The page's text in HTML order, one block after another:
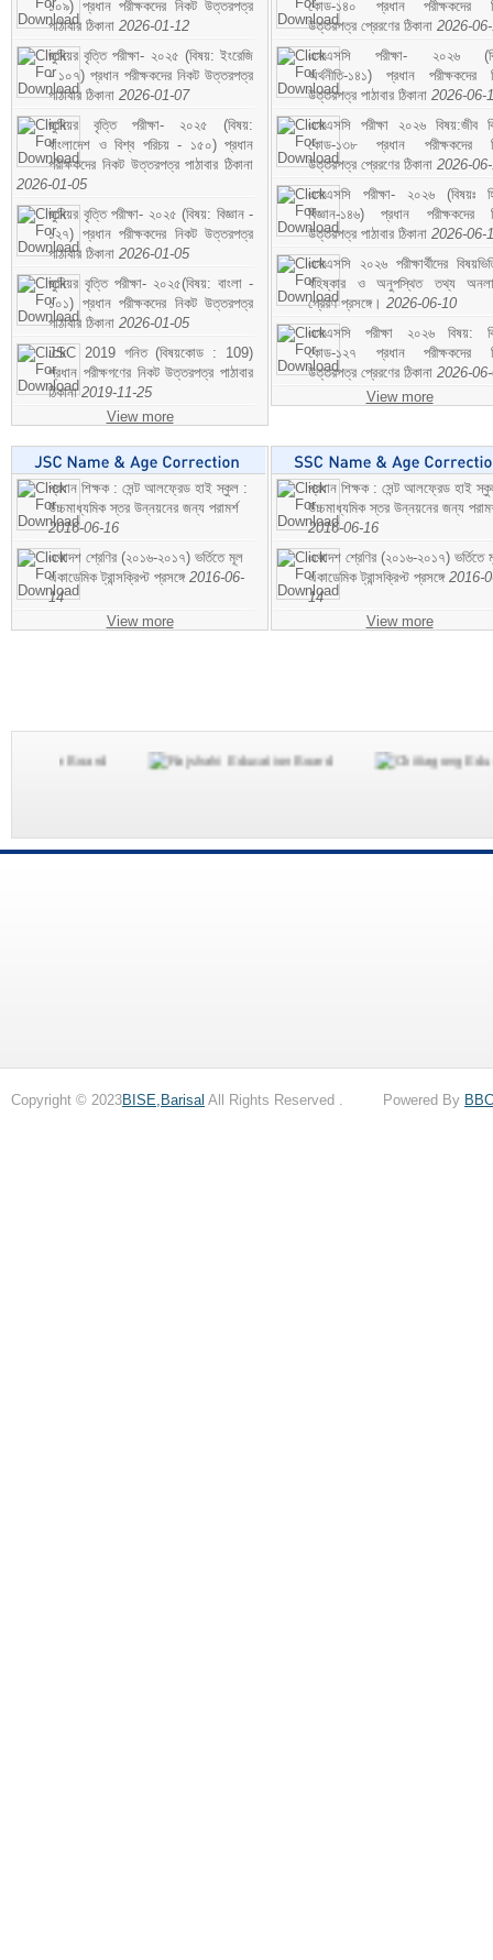
১০৯) প্রধান পরীক্ষকদের নিকট উত্তরপত্র
পাঠাবার ঠিকানা 2026-01-12
জুনিয়র বৃত্তি পরীক্ষা- ২০২৫ (বিষয়: ইংরেজি
- ১০৭) প্রধান পরীক্ষকদের নিকট উত্তরপত্র
পাঠাবার ঠিকানা 2026-01-07
জুনিয়র বৃত্তি পরীক্ষা- ২০২৫ (বিষয়:
বাংলাদেশ ও বিশ্ব পরিচয় - ১৫০) প্রধান
পরীক্ষকদের নিকট উত্তরপত্র পাঠাবার ঠিকানা
2026-01-05
জুনিয়র বৃত্তি পরীক্ষা- ২০২৫ (বিষয়: বিজ্ঞান -
১২৭) প্রধান পরীক্ষকদের নিকট উত্তরপত্র
পাঠাবার ঠিকানা 2026-01-05
জুনিয়র বৃত্তি পরীক্ষা- ২০২৫(বিষয়: বাংলা -
১০১) প্রধান পরীক্ষকদের নিকট উত্তরপত্র
পাঠাবার ঠিকানা 2026-01-05
JSC 2019 গনিত (বিষয়কোড : 109)
প্রধান পরীক্ষগণের নিকট উত্তরপত্র পাঠাবার
ঠিকানা2019-11-25
View more
কোড-১৪০ প্রধান পরীক্ষকদের
উত্তরপত্র প্রেরণের ঠিকানা 2026-
এসএসসি পরীক্ষা- ২০২৬
অর্থনীতি-১৪১) প্রধান পরীক্ষকদের
উত্তরপত্র পাঠাবার ঠিকানা 2026-06-
এসএসসি পরীক্ষা ২০২৬ বিষয়:জীব
কোড-১৩৮ প্রধান পরীক্ষকদের
উত্তরপত্র প্রেরণের ঠিকানা 2026-
এসএসসি পরীক্ষা- ২০২৬ (বিষয়ঃ
বিজ্ঞান-১৪৬) প্রধান পরীক্ষকদের
উত্তরপত্র পাঠাবার ঠিকানা 2026-06-
এসএসসি ২০২৬ পরীক্ষার্থীদের
বহিষ্কার ও অনুপস্থিত তথ্য
প্রেরণ প্রসঙ্গে। 2026-06-10
এসএসসি পরীক্ষা ২০২৬ বিষয়:
কোড-১২৭ প্রধান পরীক্ষকদের
উত্তরপত্র প্রেরণের ঠিকানা 2026-
View more
প্রধান শিক্ষক : সেন্ট আলফ্রেড হাই স্কুল :
উচ্চমাধ্যমিক স্তর উন্নয়নের জন্য পরামর্শ
2016-06-16
একাদশ শ্রেণির (২০১৬-২০১৭) ভর্তিতে মূল
একাডেমিক ট্রান্সক্রিপ্ট প্রসঙ্গে 2016-06-
14
View more
প্রধান শিক্ষক : সেন্ট আলফ্রেড হাই
উচ্চমাধ্যমিক স্তর উন্নয়নের জন্য
2016-06-16
একাদশ শ্রেণির (২০১৬-২০১৭) ভর্তিতে
একাডেমিক ট্রান্সক্রিপ্ট প্রসঙ্গে 2016-
14
View more
Copyright © 2023BISE,Barisal All Rights Reserved . Powered By